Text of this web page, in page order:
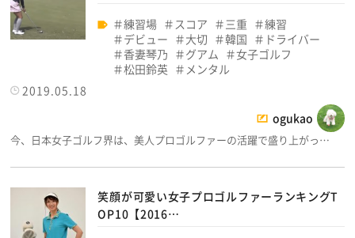
練習場 スコア 三重
練習
デビュー
大切 韓国
ドライバー
香妻琴乃
グアム
女子ゴルフ
松田鈴英
メンタル
2019.05.18
ogukao
今、日本女子ゴルフ界は、美人プロゴルファーの活躍で盛り上がっ…
笑顔が可愛い女子プロゴルファーランキングT
OP10【2016…